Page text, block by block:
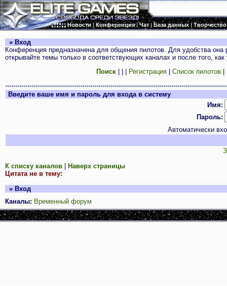
Новости|Конференция|Чат|База данных|Творчество
» Вход
Конференция предназначена для общения пилотов. Для удобства
открывайте темы только в соответствующих каналах и после того,
Поиск
Регистрация Список пилотов
Введите ваше имя и пароль для входа в систему
Имя:
Пароль:
Автоматически
К списку каналов
Наверх страницы
Цитата не в тему:
» Вход
Каналы: Временный форум